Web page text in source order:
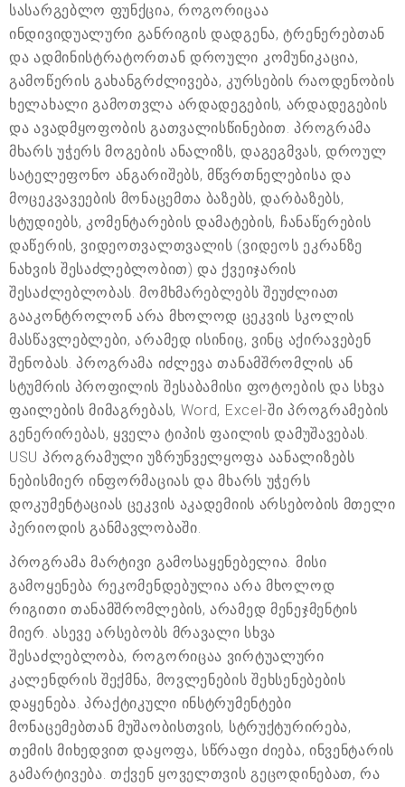
სასარგებლო ფუნქცია, როგორიცაა
ინდივიდუალური განრიგის დადგენა, ტრენერებთან
და ადმინისტრატორთან დროული კომუნიკაცია,
გამოწერის გახანგრძლივება, კურსების რაოდენობის
ხელახალი გამოთვლა არდადეგების, არდადეგების
და ავადმყოფობის გათვალისწინებით. პროგრამა
მხარს უჭერს მოგების ანალიზს, დაგეგმვას, დროულ
სატელეფონო ანგარიშებს, მწვრთნელებისა და
მოცეკვავეების მონაცემთა ბაზებს, დარბაზებს,
სტუდიებს, კომენტარების დამატების, ჩანაწერების
დაწერის, ვიდეოთვალთვალის (ვიდეოს ეკრანზე
ნახვის შესაძლებლობით) და ქვეიჯარის
შესაძლებლობას. მომხმარებლებს შეუძლიათ
გააკონტროლონ არა მხოლოდ ცეკვის სკოლის
მასწავლებლები, არამედ ისინიც, ვინც აქირავებენ
შენობას. პროგრამა იძლევა თანამშრომლის ან
სტუმრის პროფილის შესაბამისი ფოტოების და სხვა
ფაილების მიმაგრებას, Word, Excel-ში პროგრამების
გენერირებას, ყველა ტიპის ფაილის დამუშავებას.
USU პროგრამული უზრუნველყოფა აანალიზებს
ნებისმიერ ინფორმაციას და მხარს უჭერს
დოკუმენტაციას ცეკვის აკადემიის არსებობის მთელი
პერიოდის განმავლობაში.
პროგრამა მარტივი გამოსაყენებელია. მისი
გამოყენება რეკომენდებულია არა მხოლოდ
რიგითი თანამშრომლების, არამედ მენეჯმენტის
მიერ. ასევე არსებობს მრავალი სხვა
შესაძლებლობა, როგორიცაა ვირტუალური
კალენდრის შექმნა, მოვლენების შეხსენებების
დაყენება. პრაქტიკული ინსტრუმენტები
მონაცემებთან მუშაობისთვის, სტრუქტურირება,
თემის მიხედვით დაყოფა, სწრაფი ძიება, ინვენტარის
გამარტივება. თქვენ ყოველთვის გეცოდინებათ, რა